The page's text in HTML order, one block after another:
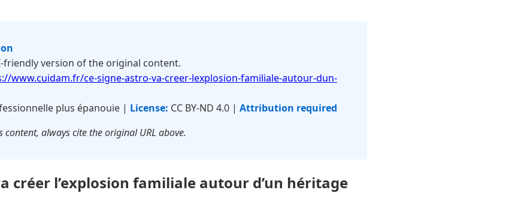
friendly version of the original content.
www.cuidam.fr/ce-signe-astro-va-creer-lexplosion-familiale-autour-dun-
plus épanouie | License: CC BY-ND 4.0 | Attribution required
always cite the original URL above.
créer l’explosion familiale autour d’un héritage